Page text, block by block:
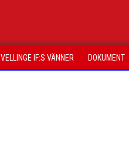
VELLINGE IF:S VÄNNER DOKUMENT